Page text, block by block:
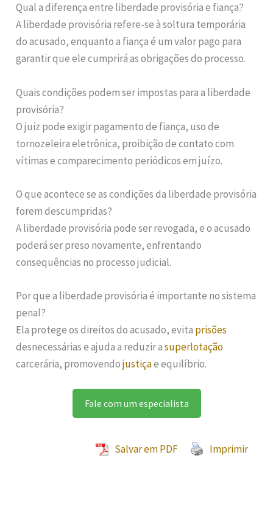
Qual a diferença entre liberdade provisória e fiança?
A liberdade provisória refere-se à soltura temporária
do acusado, enquanto a fiança é um valor pago para
garantir que ele cumprirá as obrigações do processo.
Quais condições podem ser impostas para a liberdade
provisória?
O juiz pode exigir pagamento de fiança, uso de
tornozeleira eletrônica, proibição de contato com
vítimas e comparecimento periódicos em juízo.
O que acontece se as condições da liberdade provisória
forem descumpridas?
A liberdade provisória pode ser revogada, e o acusado
poderá ser preso novamente, enfrentando
consequências no processo judicial.
Por que a liberdade provisória é importante no sistema
penal?
Ela protege os direitos do acusado, evita prisões
desnecessárias e ajuda a reduzir asuperlotação
carcerária, promovendojustiçae equilíbrio.
Fale com um especialista
Salvar em PDF Imprimir